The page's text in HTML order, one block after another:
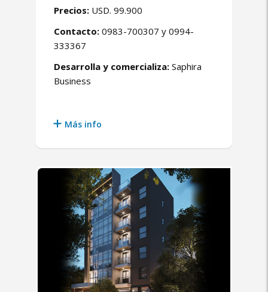
Precios: USD. 99.900
Contacto: 0983-700307 y 0994-
333367
Desarrolla y comercializa: Saphira
Business
Más info